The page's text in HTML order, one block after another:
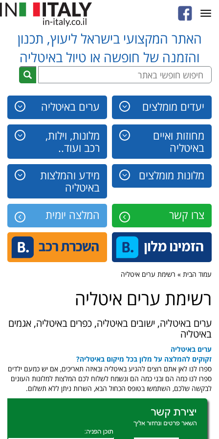
האתר המקצועי בישראל ליעוץ, תכנון
והזמנה של חופשה או טיול באיטליה
יעדים מומלצים ערים באיטליה
מחוזות ואיים
באיטליה
מלונות, וילות,
רכב ועוד..
מלונות מומלצים
מידע והמלצות
באיטליה
צרו קשר
המלצה יומית
Toggle
navigation
עמוד הבית » רשימת ערים איטליה
רשימת ערים איטליה
ערים באיטליה, ישובים באיטליה, כפרים באיטליה, אגמים
באיטליה
ערים באיטליה
זקוקים להמלצה על מלון בכל מיקום באיטליה?
ספרו לנו לאן אתם רוצים להגיע באיטליה ובאיזה תאריכים, אם יש כמעם ילדים
ספרו לנו כמה הם ובני כמה הם ונשמח לשלוח לכם המלצות למלונות העונים
לבקשה שלכם, השתמשו בטופס הכחול הבא, השרות ניתן ללא תשלום.